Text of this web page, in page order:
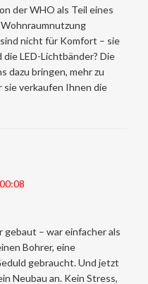
der WHO als Teil eines
nicht für Komfort – sie
LED-Lichtbänder? Die
dazu bringen, mehr zu
sie verkaufen Ihnen die
– war einfacher als
Bohrer, eine
gebraucht. Und jetzt
Neubau an. Kein Stress,